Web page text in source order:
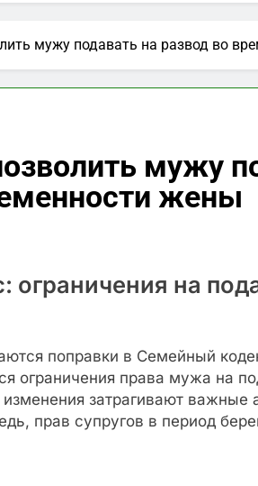
канал Москвы: актуальные
на сегодня: выгодные
мужу подавать на развод во
мужу
жены
на
поправки в Семейный
ограничения права мужа на
затрагивают важные
прав супругов в период